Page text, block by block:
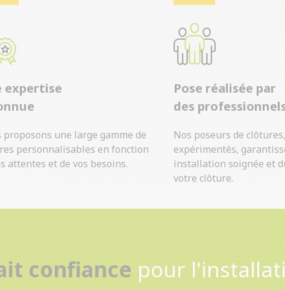
expertise
proposons une large gamme de
personnalisables en fonction
attentes et de vos besoins.
Pose réalisée par
des
Nos poseurs de
expérimentés,
installation soignée et
votre clôture.
confiance pour